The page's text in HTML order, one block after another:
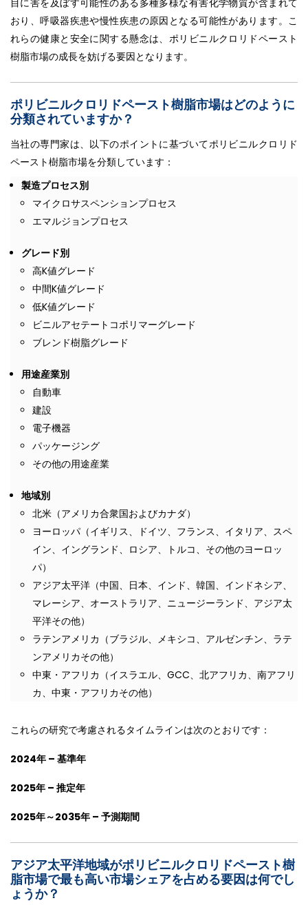
おり、呼吸器疾患や慢性疾患の原因となる可能性があります。こ
れらの健康と安全に関する懸念は、ポリビニルクロリドペースト
樹脂市場の成長を妨げる要因となります。
ポリビニルクロリドペースト樹脂市場はどのように
分類されていますか？
当社の専門家は、以下のポイントに基づいてポリビニルクロリド
ペースト樹脂市場を分類しています：
製造プロセス別
マイクロサスペンションプロセス
エマルジョンプロセス
グレード別
高K値グレード
中間K値グレード
低K値グレード
ビニルアセテートコポリマーグレード
ブレンド樹脂グレード
用途産業別
自動車
建設
電子機器
パッケージング
その他の用途産業
地域別
北米（アメリカ合衆国およびカナダ）
ヨーロッパ（イギリス、ドイツ、フランス、イタリア、スペ
イン、イングランド、ロシア、トルコ、その他のヨーロッ
パ）
アジア太平洋（中国、日本、インド、韓国、インドネシア、
マレーシア、オーストラリア、ニュージーランド、アジア太
平洋その他）
ラテンアメリカ（ブラジル、メキシコ、アルゼンチン、ラテ
ンアメリカその他）
中東・アフリカ（イスラエル、GCC、北アフリカ、南アフリ
カ、中東・アフリカその他）
これらの研究で考慮されるタイムラインは次のとおりです：
2024年 – 基準年
2025年 – 推定年
2025年～2035年 – 予測期間
アジア太平洋地域がポリビニルクロリドペースト樹
脂市場で最も高い市場シェアを占める要因は何でし
ょうか？